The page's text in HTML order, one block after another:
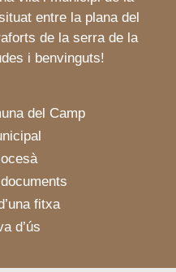
entre la plana del
de la serra de la
i benvinguts!
del Camp
fitxa
d’ús